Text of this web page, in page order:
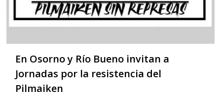
En Osorno y Río Bueno invitan a
Jornadas por la resistencia del
Pilmaiken